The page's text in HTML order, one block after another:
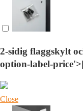
2-sidig flaggskylt
option-label-
Close